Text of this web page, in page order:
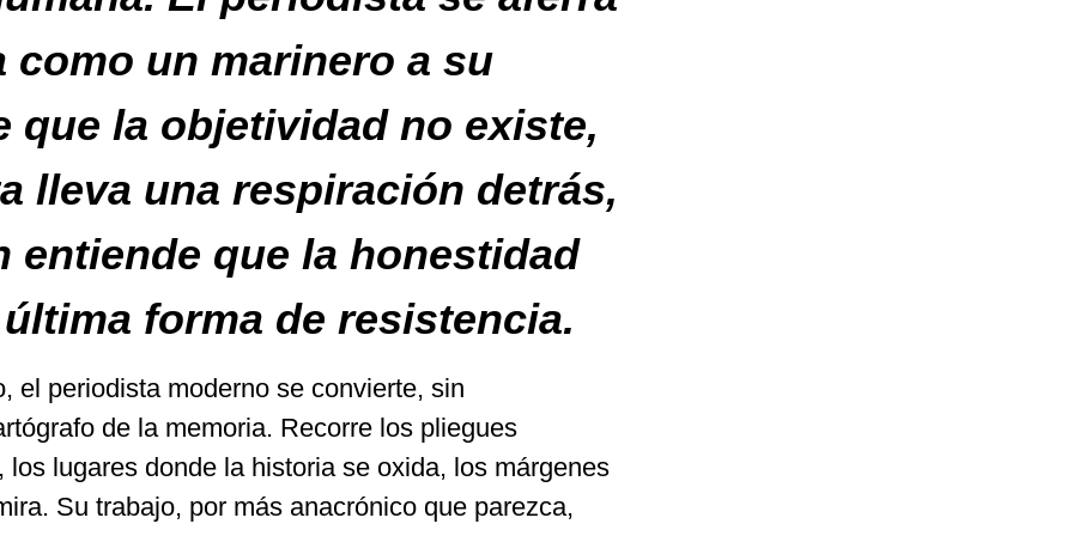
como un marinero a su
que la objetividad no existe,
lleva una respiración detrás,
entiende que la honestidad
forma de resistencia.
el periodista moderno se convierte, sin
de la memoria. Recorre los pliegues
lugares donde la historia se oxida, los márgenes
Su trabajo, por más anacrónico que parezca,